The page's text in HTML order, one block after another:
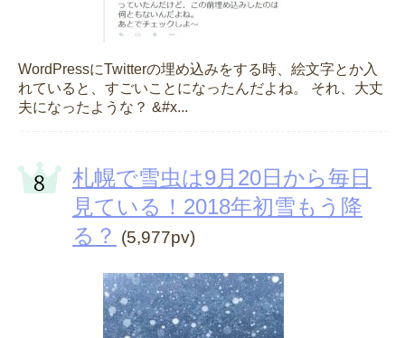
WordPressにTwitterの埋め込みをする時、絵文字とか入
れていると、すごいことになったんだよね。 それ、大丈
夫になったような？ &#x...
札幌で雪虫は9月20日から毎日
見ている！2018年初雪もう降
る？ (5,977pv)